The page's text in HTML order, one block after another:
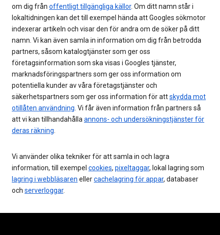
om dig från offentligt tillgängliga källor. Om ditt namn står i
lokaltidningen kan det till exempel hända att Googles sökmotor
indexerar artikeln och visar den för andra om de söker på ditt
namn. Vi kan även samla in information om dig från betrodda
partners, såsom katalogtjänster som ger oss
företagsinformation som ska visas i Googles tjänster,
marknadsföringspartners som ger oss information om
potentiella kunder av våra företagstjänster och
säkerhetspartners som ger oss information för attskydda mot
otillåten användning . Vi får även information från partners så
att vi kan tillhandahålla annons- och undersökningstjänster för
deras räkning
Vi använder olika tekniker för att samla in och lagra
information, till exempel cookies, pixeltaggar, lokal lagring som
lagring i webbläsaren ellercachelagring för appar, databaser
och serverloggar.